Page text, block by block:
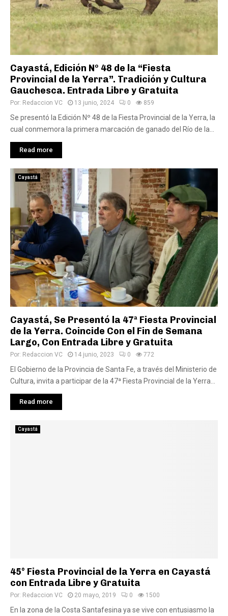
Cayastá, Edición Nº 48 de la “Fiesta
Provincial de la Yerra”. Tradición y Cultura
Gauchesca. Entrada Libre y Gratuita
Por: Redaccion VC 13 junio, 2024 0 859
Se presentó la Edición Nº 48 de la Fiesta Provincial de la Yerra, la
cual conmemora la primera marcación de ganado del Río de la...
Read more
Cayastá
Cayastá, Se Presentó la 47ª Fiesta Provincial
de la Yerra. Coincide Con el Fin de Semana
Largo, Con Entrada Libre y Gratuita
Por: Redaccion VC 14 junio, 2023 0 772
El Gobierno de la Provincia de Santa Fe, a través del Ministerio de
Cultura, invita a participar de la 47ª Fiesta Provincial de la Yerra...
Read more
Cayastá
45° Fiesta Provincial de la Yerra en Cayastá
con Entrada Libre y Gratuita
Por: Redaccion VC 20 mayo, 2019 0 1500
En la zona de la Costa Santafesina ya se vive con entusiasmo la